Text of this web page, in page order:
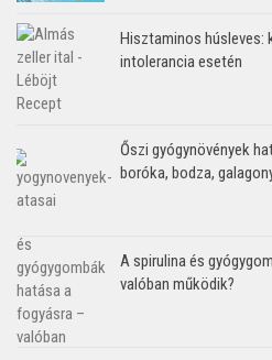
Hisztaminos húsleves:
intolerancia esetén
Őszi gyógynövények
boróka, bodza,
A spirulina és
valóban működik?